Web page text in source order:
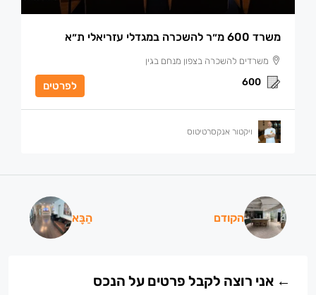
משרד 600 מ״ר להשכרה במגדלי עזריאלי ת״א
משרדים להשכרה בצפון מנחם בגין
600 לפרטים
ויקטור אנקסרטיטוס
הקודם הַבָּא